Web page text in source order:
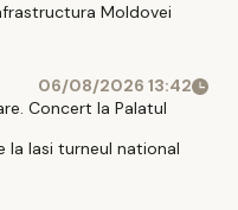
Moldovei
06/08/2026 13:42
Concert la Palatul
la Iasi turneul national